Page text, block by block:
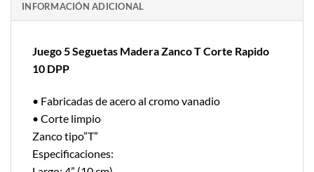
INFORMACIÓN ADICIONAL
Juego 5 Seguetas Madera Zanco T Corte Rapido
10 DPP
• Fabricadas de acero al cromo vanadio
• Corte limpio
Zanco tipo”T”
Especificaciones: